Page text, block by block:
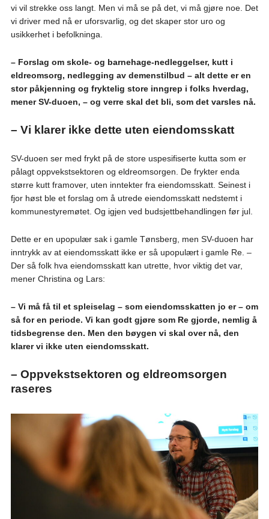
vi vil strekke oss langt. Men vi må se på det, vi må gjøre noe. Det
vi driver med nå er uforsvarlig, og det skaper stor uro og
usikkerhet i befolkninga.
– Forslag om skole- og barnehage-nedleggelser, kutt i
eldreomsorg, nedlegging av demenstilbud – alt dette er en
stor påkjenning og fryktelig store inngrep i folks hverdag,
mener SV-duoen, – og verre skal det bli, som det varsles nå.
– Vi klarer ikke dette uten eiendomsskatt
SV-duoen ser med frykt på de store uspesifiserte kutta som er
pålagt oppvekstsektoren og eldreomsorgen. De frykter enda
større kutt framover, uten inntekter fra eiendomsskatt. Seinest i
fjor høst ble et forslag om å utrede eiendomsskatt nedstemt i
kommunestyremøtet. Og igjen ved budsjettbehandlingen før jul.
Dette er en upopulær sak i gamle Tønsberg, men SV-duoen har
inntrykk av at eiendomsskatt ikke er så upopulært i gamle Re. –
Der så folk hva eiendomsskatt kan utrette, hvor viktig det var,
mener Christina og Lars:
– Vi må få til et spleiselag – som eiendomsskatten jo er – om
så for en periode. Vi kan godt gjøre som Re gjorde, nemlig å
tidsbegrense den. Men den bøygen vi skal over nå, den
klarer vi ikke uten eiendomsskatt.
– Oppvekstsektoren og eldreomsorgen
raseres